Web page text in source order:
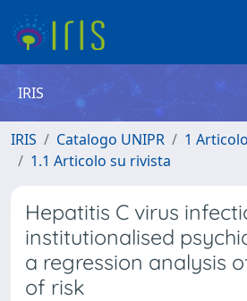
IRIS
IRIS Catalogo UNIPR
1
1.1 Articolo su rivista
Hepatitis C virus
institutionalised
a regression analysis
of risk